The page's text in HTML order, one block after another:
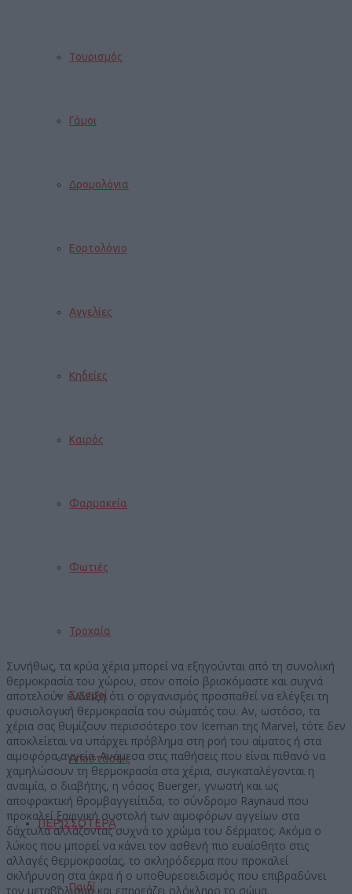
Τουρισμός
Γάμοι
Δρομολόγια
Εορτολόγιο
Αγγελίες
Κηδείες
Καιρός
Φαρμακεία
Φωτιές
Τροχαία
Σεισμοί
Αποστάσεις
ΠΕΡΙΣΣΟΤΕΡΑ
Παιδί
Συνήθως, τα κρύα χέρια μπορεί να εξηγούνται από τη συνολική
θερμοκρασία του χώρου, στον οποίο βρισκόμαστε και συχνά
αποτελούν ένδειξη ότι ο οργανισμός προσπαθεί να ελέγξει τη
φυσιολογική θερμοκρασία του σώματός του. Αν, ωστόσο, τα
χέρια σας θυμίζουν περισσότερο τον Iceman της Marvel, τότε δεν
αποκλείεται να υπάρχει πρόβλημα στη ροή του αίματος ή στα
αιμοφόρα αγγεία. Ανάμεσα στις παθήσεις που είναι πιθανό να
χαμηλώσουν τη θερμοκρασία στα χέρια, συγκαταλέγονται η
αναιμία, ο διαβήτης, η νόσος Buerger, γνωστή και ως
αποφρακτική θρομβαγγειίτιδα, το σύνδρομο Raynaud που
προκαλεί ξαφνική συστολή των αιμοφόρων αγγείων στα
δάχτυλα αλλάζοντας συχνά το χρώμα του δέρματος. Ακόμα ο
λύκος που μπορεί να κάνει τον ασθενή πιο ευαίσθητο στις
αλλαγές θερμοκρασίας, το σκληρόδερμα που προκαλεί
σκλήρυνση στα άκρα ή ο υποθυρεοειδισμός που επιβραδύνει
τον μεταβολισμό και επηρεάζει ολόκληρο το σώμα.